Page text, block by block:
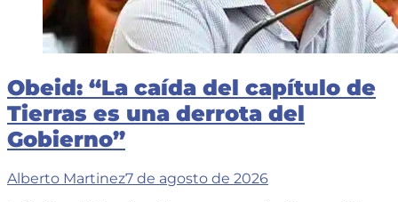
Obeid: “La caída del capítulo de
Tierras es una derrota del
Gobierno”
Alberto Martinez7 de agosto de 2026